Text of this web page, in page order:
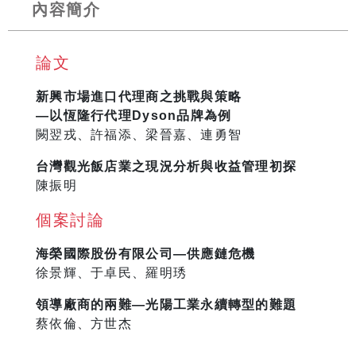
內容簡介
論文
新興市場進口代理商之挑戰與策略
—以恆隆行代理Dyson品牌為例
闕翌戎、許福添、梁晉嘉、連勇智
台灣觀光飯店業之現況分析與收益管理初探
陳振明
個案討論
海榮國際股份有限公司—供應鏈危機
徐景輝、于卓民、羅明琇
領導廠商的兩難—光陽工業永續轉型的難題
蔡依倫、方世杰